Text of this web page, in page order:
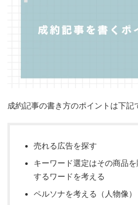
成約記事の書き方のポイントは下記
売れる広告を探す
キーワード選定はその商品
するワードを考える
ペルソナを考える（人物像）